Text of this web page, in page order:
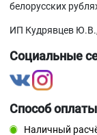
белорусских
ИП Кудрявцев
Социальные
Способ оплаты
Наличный